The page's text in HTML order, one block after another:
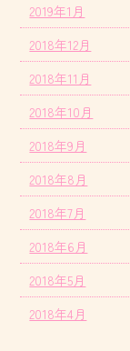
2019年1月
2018年12月
2018年11月
2018年10月
2018年9月
2018年8月
2018年7月
2018年6月
2018年5月
2018年4月